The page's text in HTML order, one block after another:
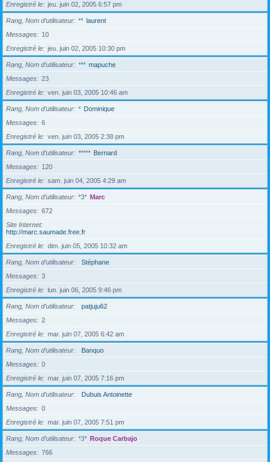
Enregistré le
jeu. juin 02, 2005 6:57 pm
Rang, Nom d’utilisateur ** laurent
Messages
10
Enregistré le
jeu. juin 02, 2005 10:30 pm
Rang, Nom d’utilisateur *** mapuche
Messages
23
Enregistré le
ven. juin 03, 2005 10:46 am
Rang, Nom d’utilisateur * Dominique
Messages
6
Enregistré le
ven. juin 03, 2005 2:38 pm
Rang, Nom d’utilisateur ***** Bernard
Messages
120
Enregistré le
sam. juin 04, 2005 4:29 am
Rang, Nom d’utilisateur *3* Marc
Messages
672
Site Internet
http://marc.saumade.free.fr
Enregistré le
dim. juin 05, 2005 10:32 am
Rang, Nom d’utilisateur
Stéphane
Messages
3
Enregistré le
lun. juin 06, 2005 9:46 pm
Rang, Nom d’utilisateur
patjuju62
Messages
2
Enregistré le
mar. juin 07, 2005 6:42 am
Rang, Nom d’utilisateur
Banquo
Messages
0
Enregistré le
mar. juin 07, 2005 7:16 pm
Rang, Nom d’utilisateur
Dubuis Antoinette
Messages
0
Enregistré le
mar. juin 07, 2005 7:51 pm
Rang, Nom d’utilisateur *3* Roque Carbajo
Messages
766